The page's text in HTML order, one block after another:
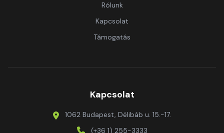
Rólunk
Kapcsolat
Támogatás
Kapcsolat
1062 Budapest, Délibáb u. 15.-17.
(+36 1) 255-3333